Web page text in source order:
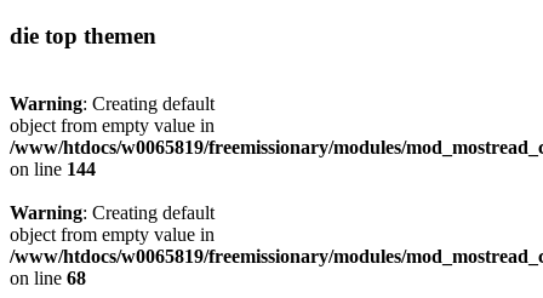
die top themen
Warning: Creating default
object from empty value in
/www/htdocs/w0065819/freemissionary/modules/
on line 144
Warning: Creating default
object from empty value in
/www/htdocs/w0065819/freemissionary/modules/
on line 68